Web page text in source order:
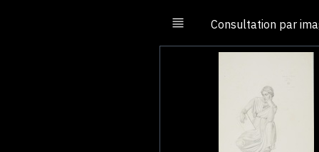
Consultation par